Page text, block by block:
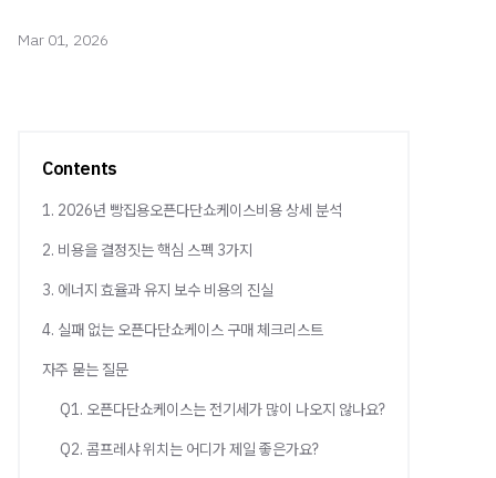
Mar 01, 2026
Contents
1. 2026년 빵집용오픈다단쇼케이스비용 상세 분석
2. 비용을 결정짓는 핵심 스펙 3가지
3. 에너지 효율과 유지 보수 비용의 진실
4. 실패 없는 오픈다단쇼케이스 구매 체크리스트
자주 묻는 질문
Q1. 오픈다단쇼케이스는 전기세가 많이 나오지 않나요?
Q2. 콤프레샤 위치는 어디가 제일 좋은가요?